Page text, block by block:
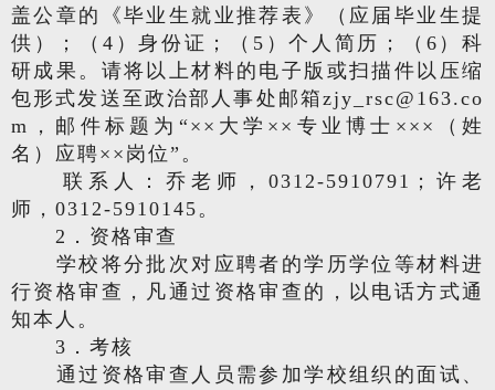
盖公章的《毕业生就业推荐表》（应届毕业生提
供）；（4）身份证；（5）个人简历；（6）科
研成果。请将以上材料的电子版或扫描件以压缩
包形式发送至政治部人事处邮箱zjy_rsc@163.co
m，邮件标题为“××大学××专业博士×××（姓
名）应聘××岗位”。
联系人：乔老师，0312-5910791；许老
师，0312-5910145。
2．资格审查
学校将分批次对应聘者的学历学位等材料进
行资格审查，凡通过资格审查的，以电话方式通
知本人。
3．考核
通过资格审查人员需参加学校组织的面试、